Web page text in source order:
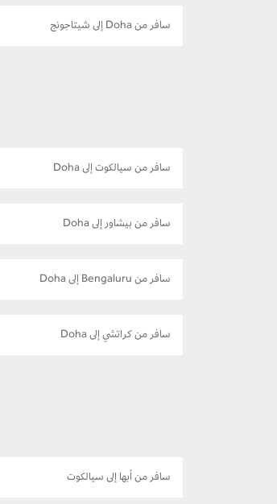
سافر من Doha إلى شيتاجونج
سافر من سيالكوت إلى Doha
سافر من بيشاور إلى Doha
سافر من Bengaluru إلى Doha
سافر من كراتشي إلى Doha
سافر من أبها إلى سيالكوت